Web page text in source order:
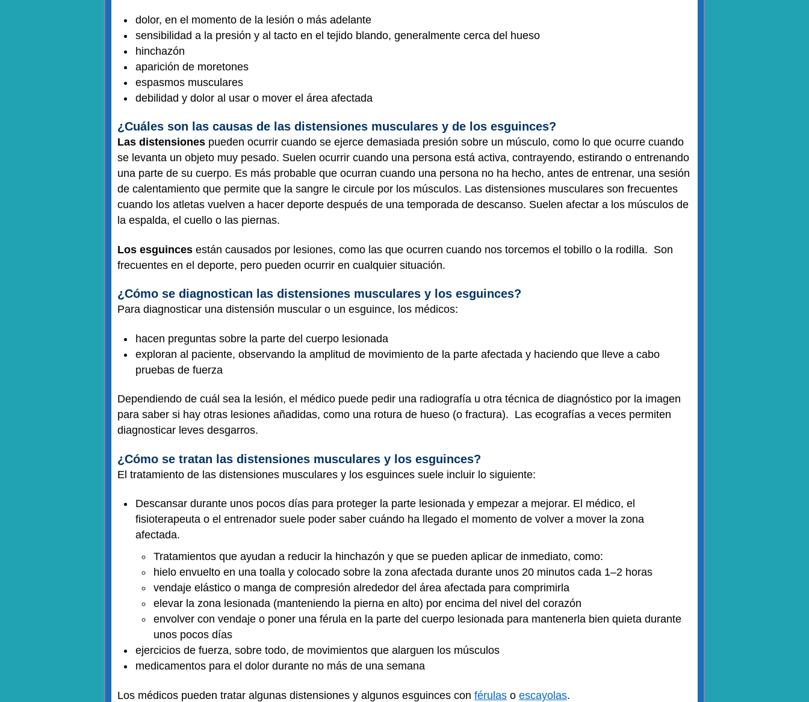
dolor, en el momento de la lesión o más adelante
sensibilidad a la presión y al tacto en el tejido blando, generalmente cerca del hueso
hinchazón
aparición de moretones
espasmos musculares
debilidad y dolor al usar o mover el área afectada
¿Cuáles son las causas de las distensiones musculares y de los esguinces?
Las distensiones pueden ocurrir cuando se ejerce demasiada presión sobre un músculo, como lo que ocurre cuando
se levanta un objeto muy pesado. Suelen ocurrir cuando una persona está activa, contrayendo, estirando o entrenando
una parte de su cuerpo. Es más probable que ocurran cuando una persona no ha hecho, antes de entrenar, una sesión
de calentamiento que permite que la sangre le circule por los músculos. Las distensiones musculares son frecuentes
cuando los atletas vuelven a hacer deporte después de una temporada de descanso. Suelen afectar a los músculos de
la espalda, el cuello o las piernas.
Los esguinces están causados por lesiones, como las que ocurren cuando nos torcemos el tobillo o la rodilla. Son
frecuentes en el deporte, pero pueden ocurrir en cualquier situación.
¿Cómo se diagnostican las distensiones musculares y los esguinces?
Para diagnosticar una distensión muscular o un esguince, los médicos:
hacen preguntas sobre la parte del cuerpo lesionada
exploran al paciente, observando la amplitud de movimiento de la parte afectada y haciendo que lleve a cabo
pruebas de fuerza
Dependiendo de cuál sea la lesión, el médico puede pedir una radiografía u otra técnica de diagnóstico por la imagen
para saber si hay otras lesiones añadidas, como una rotura de hueso (o fractura). Las ecografías a veces permiten
diagnosticar leves desgarros.
¿Cómo se tratan las distensiones musculares y los esguinces?
El tratamiento de las distensiones musculares y los esguinces suele incluir lo siguiente:
Descansar durante unos pocos días para proteger la parte lesionada y empezar a mejorar. El médico, el
fisioterapeuta o el entrenador suele poder saber cuándo ha llegado el momento de volver a mover la zona
afectada.
Tratamientos que ayudan a reducir la hinchazón y que se pueden aplicar de inmediato, como:
hielo envuelto en una toalla y colocado sobre la zona afectada durante unos 20 minutos cada 1–2 horas
vendaje elástico o manga de compresión alrededor del área afectada para comprimirla
elevar la zona lesionada (manteniendo la pierna en alto) por encima del nivel del corazón
envolver con vendaje o poner una férula en la parte del cuerpo lesionada para mantenerla bien quieta durante
unos pocos días
ejercicios de fuerza, sobre todo, de movimientos que alarguen los músculos
medicamentos para el dolor durante no más de una semana
Los médicos pueden tratar algunas distensiones y algunos esguinces con férulas o escayolas.